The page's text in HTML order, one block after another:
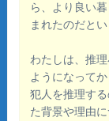
ら、より良い
まれたのだと
わたしは、推
ようになってか
犯人を推理す
た背景や理由